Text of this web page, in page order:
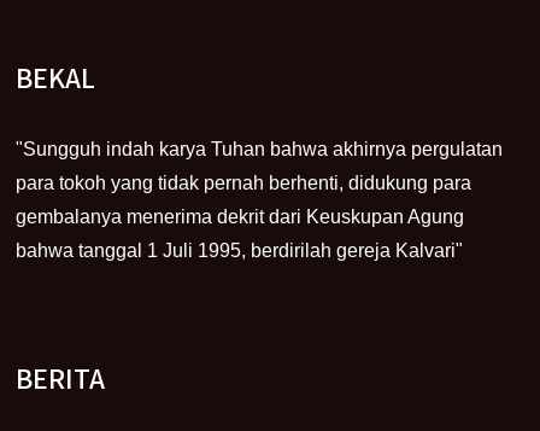
BEKAL
"Sungguh indah karya Tuhan bahwa akhirnya pergulatan
para tokoh yang tidak pernah berhenti, didukung para
gembalanya menerima dekrit dari Keuskupan Agung
bahwa tanggal 1 Juli 1995, berdirilah gereja Kalvari"
BERITA